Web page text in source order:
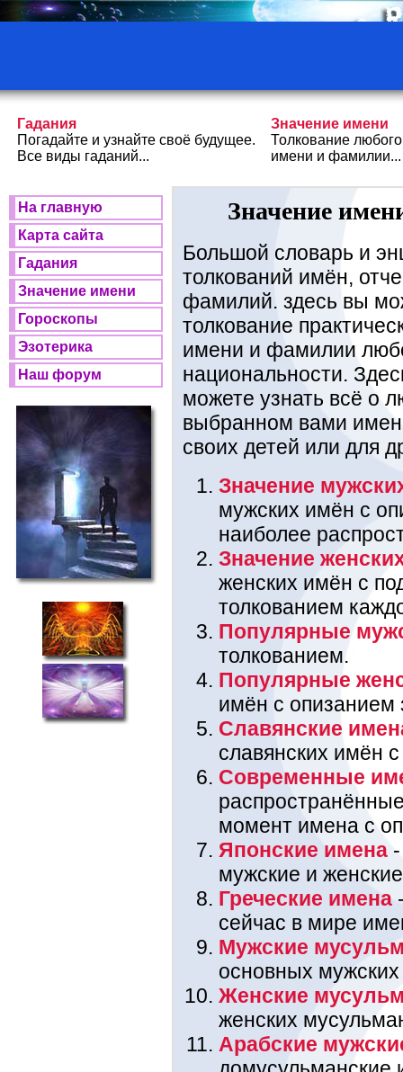
Гадания
Погадайте и узнайте своё будущее.
Все виды гаданий...
Значение имени
Толкование любого
имени и фамилии...
На главную
Карта сайта
Гадания
Значение имени
Гороскопы
Эзотерика
Наш форум
Значение
Большой словарь и
толкований имён,
фамилий. здесь вы
толкование
имени и фамилии
национальности.
можете узнать всё о
выбранном вами
своих детей или для
Значение
мужских имён с
наиболее
Значение
женских имён с
толкованием
Популярные
толкованием.
Популярные
имён с опизанием
Славянские
славянских имён
Современные
момент имена с
Японские имена
мужские и
Греческие имена
сейчас в мире
Мужские
основных
Женские
женских
Арабские